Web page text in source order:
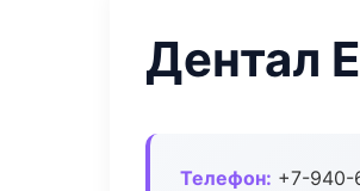
Дентал
Телефон: +7-940-